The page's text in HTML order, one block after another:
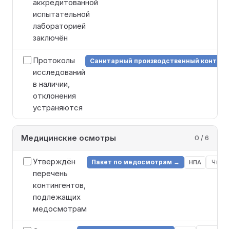
аккредитованной
испытательной
лабораторией
заключён
Протоколы
исследований
в наличии,
отклонения
устраняются
Санитарный производственный
Медицинские осмотры 0 / 6
Утверждён
перечень
контингентов,
подлежащих
медосмотрам
Пакет по медосмотрам → НПА Что